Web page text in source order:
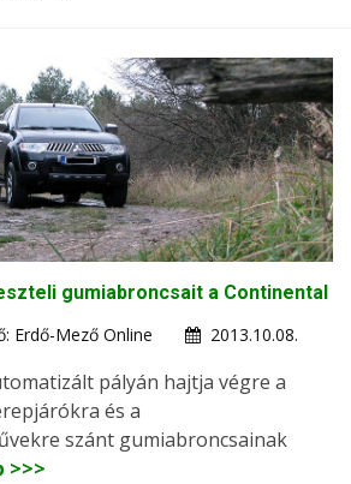
gumiabroncsait a Continental
Erdő-Mező Online
2013.10.08.
pályán hajtja végre a
és a
szánt gumiabroncsainak
>>>